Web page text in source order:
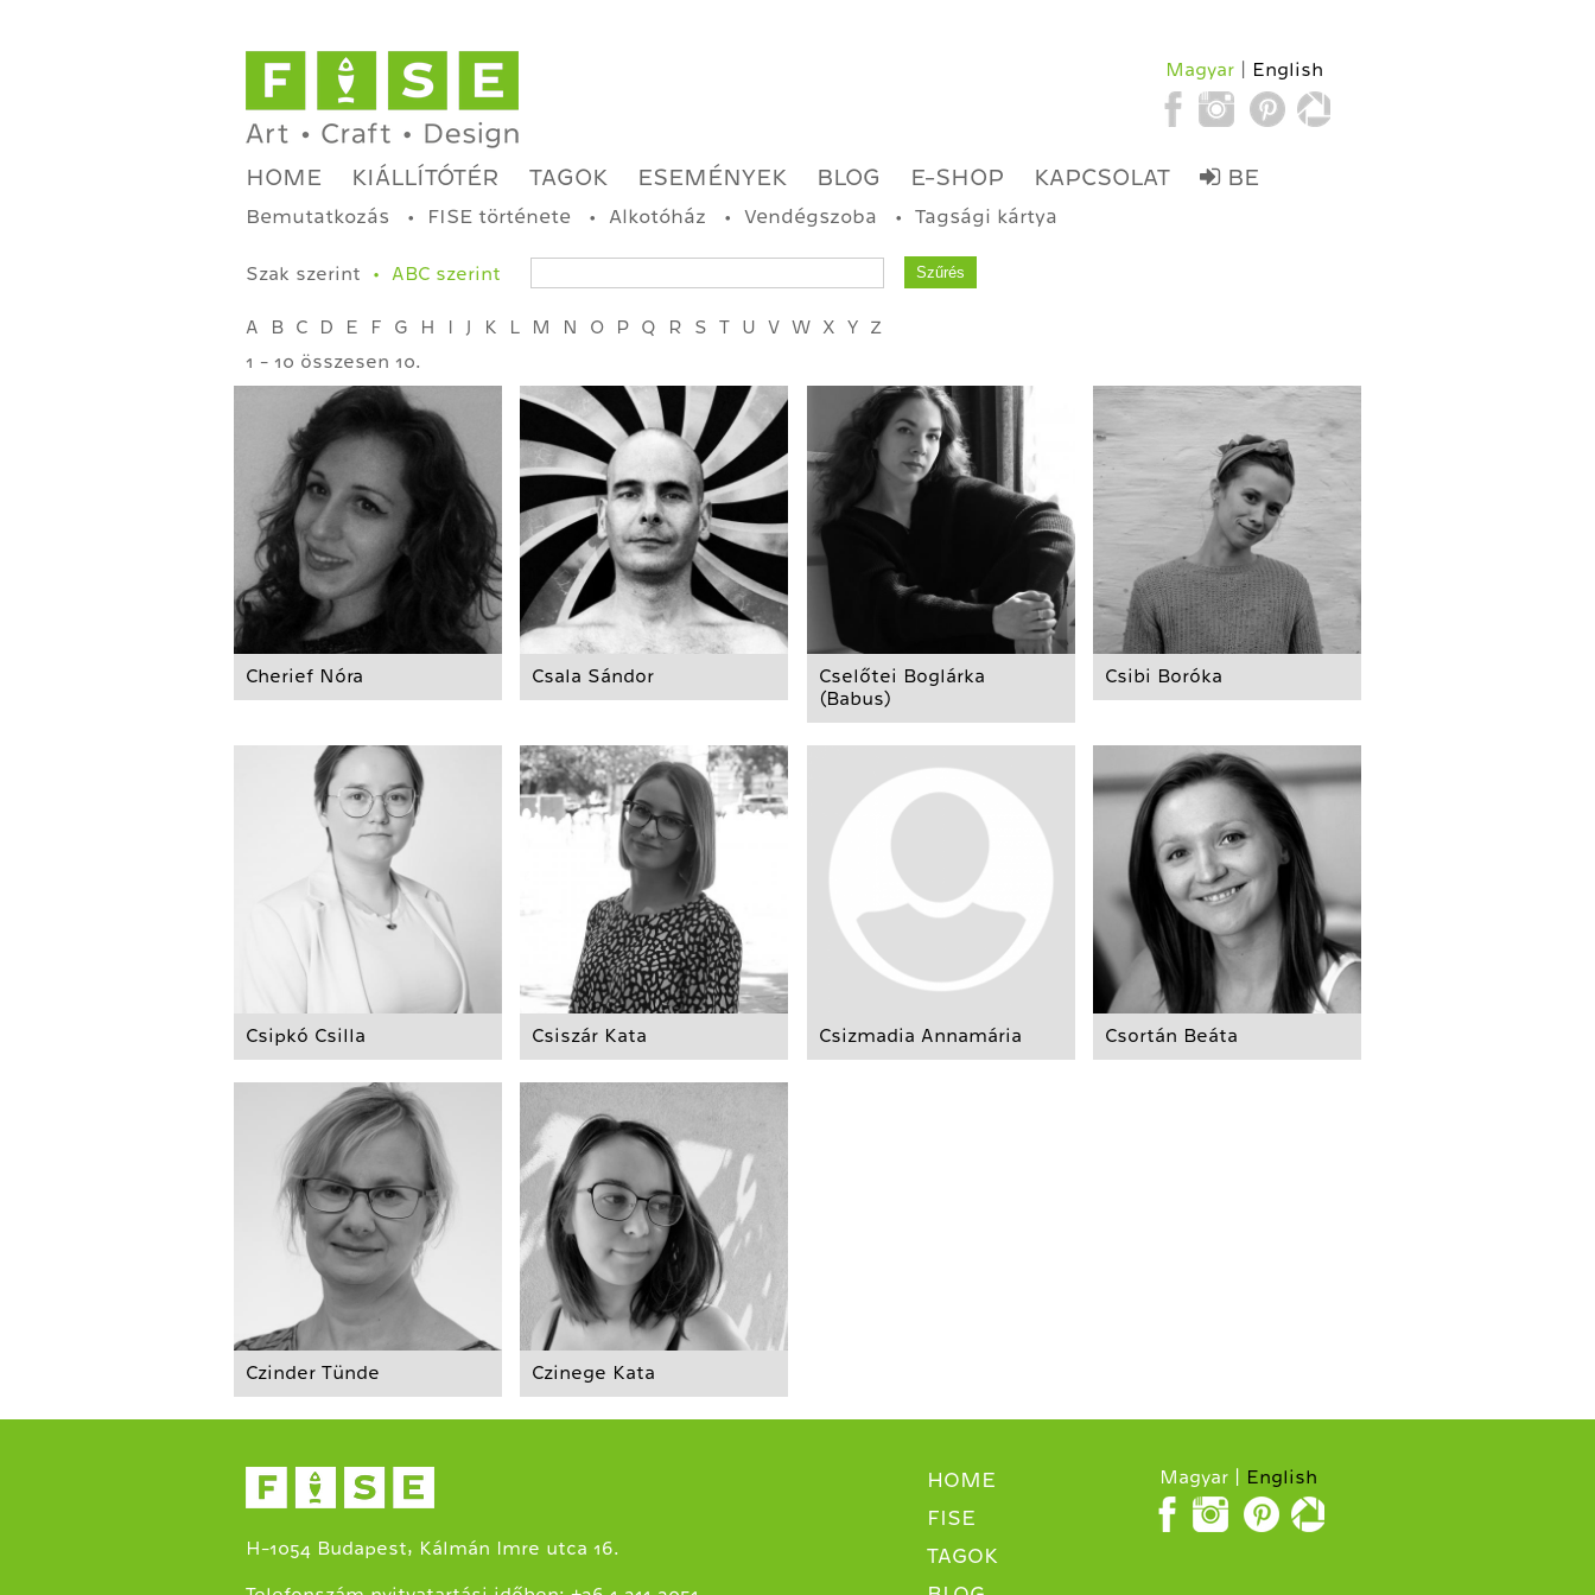
Magyar English
HOME KIÁLLÍTÓTÉR TAGOK ESEMÉNYEK BLOG E-SHOP KAPCSOLAT BE
Bemutatkozás FISE története Alkotóház Vendégszoba Tagsági kártya
Szak szerint ABC szerint
A B C D E F G H K L M N O P Q R S T U V W X Y
Z
1 - 10 összesen 10.
Cherief Nóra Csala Sándor
Cselőtei Boglárka
(Babus)
Csibi Boróka
Csipkó Csilla Csiszár Kata Csizmadia Annamária Csortán Beáta
Czinder Tünde Czinege Kata
H-1054 Budapest, Kálmán Imre utca 16.
HOME
FISE
TAGOK
Magyar English